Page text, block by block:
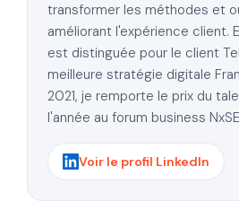
transformer les méthodes et
améliorant l'expérience client.
est distinguée pour le client
meilleure stratégie digitale
2021, je remporte le prix du
l'année au forum business
Voir le profil LinkedIn